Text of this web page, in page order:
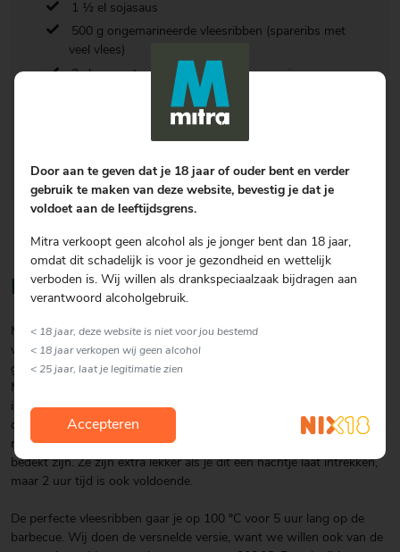
1 ½ el sojasaus
500 g ongemarineerde vleesribben (spareribs met
veel vlees)
2 el geroosterd sesamzaad voor garnering
1/4 tl grof zeezout
3 stengels gehakte
lente-uitjes voor garnering
Bereiding
Meng in een grote kom de bonenpasta, Shaoxing wijn, witte peper,
vijfkruidenpoeder, knoflookpoeder, palmsuiker en sojasaus tot het
goed gemixt is. Proef de marinade om te zien of het naar wens is.
Misschien wil je hem wat pittiger of zoeter. Zoals de verhouding nu
is, vind ik het perfect. Bewaar een kwart marinade apart in een kom
om hiermee de ribben te bestrijken op de barbecue. Haal de ribben
nu door het andere deel van de marinade heen totdat ze goed
bedekt zijn. Ze zijn extra lekker als je dit een nachtje laat intrekken,
maar 2 uur tijd is ook voldoende.
De perfecte vleesribben gaar je op 100 ºC voor 5 uur lang op de
barbecue. Wij doen de versnelde versie, want we willen ook van de
Door aan te geven dat je 18 jaar of ouder bent en verder
gebruik te maken van deze website, bevestig je dat je
voldoet aan de leeftijdsgrens.
Mitra verkoopt geen alcohol als je jonger bent dan 18 jaar,
omdat dit schadelijk is voor je gezondheid en wettelijk
verboden is. Wij willen als drankspeciaalzaak bijdragen aan
verantwoord alcoholgebruik.
< 18 jaar, deze website is niet voor jou bestemd
< 18 jaar verkopen wij geen alcohol
< 25 jaar, laat je legitimatie zien
Accepteren